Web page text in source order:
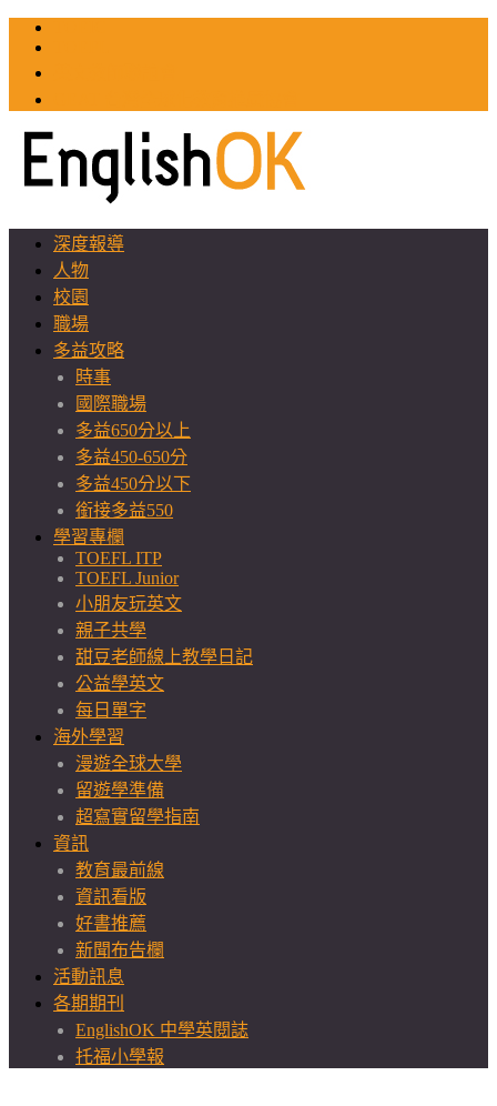
深度報導
人物
校園
職場
多益攻略
時事
國際職場
多益650分以上
多益450-650分
多益450分以下
銜接多益550
學習專欄
TOEFL ITP
TOEFL Junior
小朋友玩英文
親子共學
甜豆老師線上教學日記
公益學英文
每日單字
海外學習
漫遊全球大學
留遊學準備
超寫實留學指南
資訊
教育最前線
資訊看版
好書推薦
新聞布告欄
活動訊息
各期期刊
EnglishOK 中學英閱誌
托福小學報